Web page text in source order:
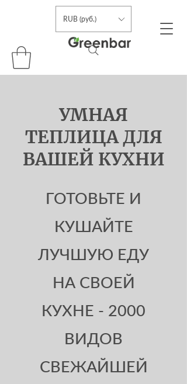
RUB (руб.)
УМНАЯ
ТЕПЛИЦА ДЛЯ
ВАШЕЙ КУХНИ
ГОТОВЬТЕ И
КУШАЙТЕ
ЛУЧШУЮ ЕДУ
НА СВОЕЙ
КУХНЕ - 2000
ВИДОВ
СВЕЖАЙШЕЙ